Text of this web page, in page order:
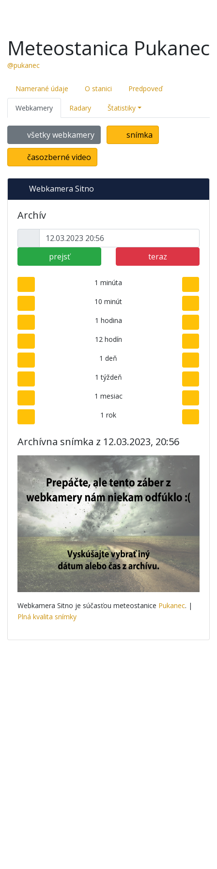
Meteostanica Pukanec
@pukanec
Namerané údaje O stanici Predpoveď
Webkamery Radary Štatistiky
všetky webkamery snímka
časozberné video
Webkamera Sitno
Archív
prejsť teraz
1 minúta
10 minút
1 hodina
12 hodín
1 deň
1 týždeň
1 mesiac
1 rok
Archívna snímka z 12.03.2023, 20:56
Webkamera Sitno je súčasťou meteostanice Pukanec. |
Plná kvalita snímky